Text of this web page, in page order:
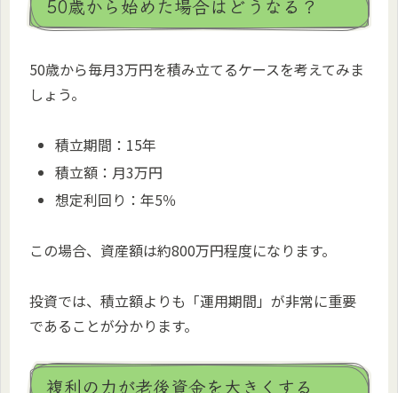
50歳から始めた場合はどうなる？
50歳から毎月3万円を積み立てるケースを考えてみま
しょう。
積立期間：15年
積立額：月3万円
想定利回り：年5％
この場合、資産額は約800万円程度になります。
投資では、積立額よりも「運用期間」が非常に重要
であることが分かります。
複利の力が老後資金を大きくする